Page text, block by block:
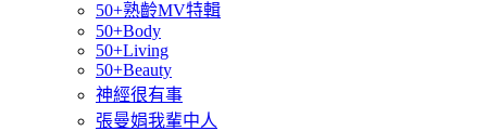
50+熟齡MV特輯
50+Body
50+Living
50+Beauty
神經很有事
張曼娟我輩中人